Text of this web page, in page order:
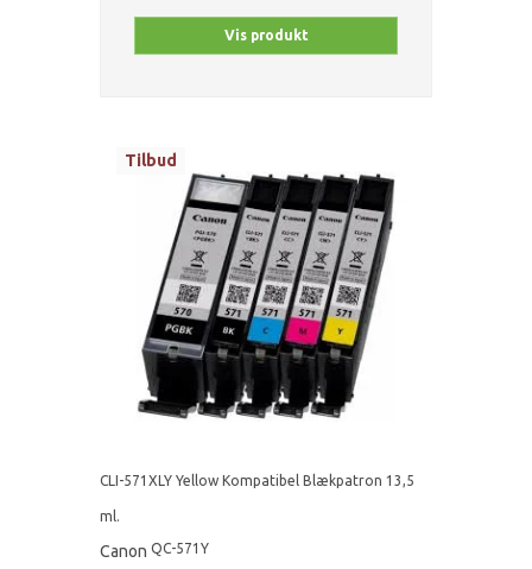
Vis produkt
Tilbud
CLI-571XLY Yellow Kompatibel Blækpatron 13,5
ml.
Canon QC-571Y